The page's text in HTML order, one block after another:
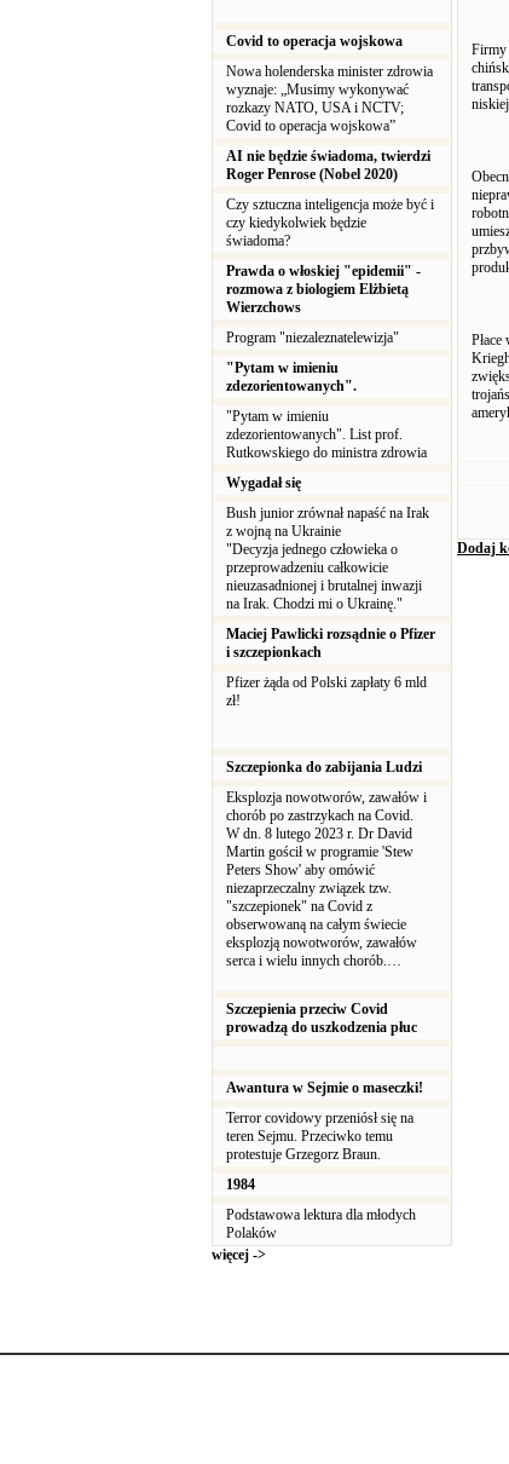
Covid to operacja wojskowa
Nowa holenderska minister zdrowia
wyznaje: „Musimy wykonywać
rozkazy NATO, USA i NCTV;
Covid to operacja wojskowa”
AI nie będzie świadoma, twierdzi
Roger Penrose (Nobel 2020)
Czy sztuczna inteligencja może być i
czy kiedykolwiek będzie
świadoma?
Prawda o włoskiej "epidemii" -
rozmowa z biologiem Elżbietą
Wierzchows
Program "niezaleznatelewizja"
"Pytam w imieniu
zdezorientowanych".
"Pytam w imieniu
zdezorientowanych". List prof.
Rutkowskiego do ministra zdrowia
Wygadał się
Bush junior zrównał napaść na Irak
z wojną na Ukrainie
"Decyzja jednego człowieka o
przeprowadzeniu całkowicie
nieuzasadnionej i brutalnej inwazji
na Irak. Chodzi mi o Ukrainę."
Maciej Pawlicki rozsądnie o Pfizer
i szczepionkach
Pfizer żąda od Polski zapłaty 6 mld
zł!
Szczepionka do zabijania Ludzi
Eksplozja nowotworów, zawałów i
chorób po zastrzykach na Covid.
W dn. 8 lutego 2023 r. Dr David
Martin gościł w programie 'Stew
Peters Show' aby omówić
niezaprzeczalny związek tzw.
"szczepionek" na Covid z
obserwowaną na całym świecie
eksplozją nowotworów, zawałów
serca i wielu innych chorób.…
Szczepienia przeciw Covid
prowadzą do uszkodzenia płuc
Awantura w Sejmie o maseczki!
Terror covidowy przeniósł się na
teren Sejmu. Przeciwko temu
protestuje Grzegorz Braun.
1984
Podstawowa lektura dla młodych
Polaków
więcej ->
Firmy
Dodaj